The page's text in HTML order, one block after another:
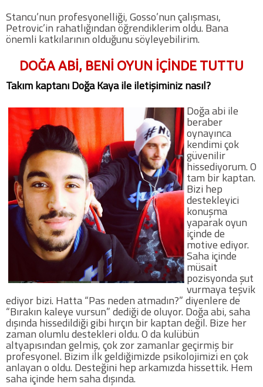
Stancu’nun profesyonelliği, Gosso’nun çalışması,
Petrovic’in rahatlığından öğrendiklerim oldu. Bana
önemli katkılarının olduğunu söyleyebilirim.
DOĞA ABİ, BENİ OYUN İÇİNDE TUTTU
Takım kaptanı Doğa Kaya ile iletişiminiz nasıl?
Doğa abi ile
beraber
oynayınca
kendimi çok
güvenilir
hissediyorum. O
tam bir kaptan.
Bizi hep
destekleyici
konuşma
yaparak oyun
içinde de
motive ediyor.
Saha içinde
müsait
pozisyonda şut
vurmaya teşvik
ediyor bizi. Hatta “Pas neden atmadın?” diyenlere de
“Bırakın kaleye vursun” dediği de oluyor. Doğa abi, saha
dışında hissedildiği gibi hırçın bir kaptan değil. Bize her
zaman olumlu destekleri oldu. O da kulübün
altyapısından gelmiş, çok zor zamanlar geçirmiş bir
profesyonel. Bizim ilk geldiğimizde psikolojimizi en çok
anlayan o oldu. Desteğini hep arkamızda hissettik. Hem
saha içinde hem saha dışında.